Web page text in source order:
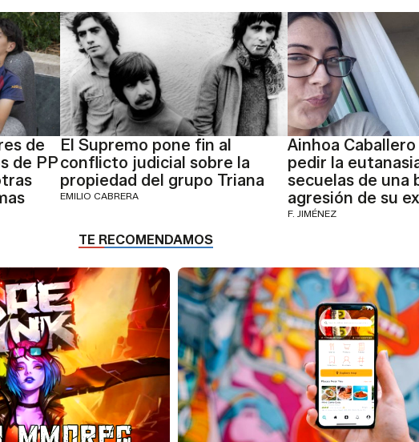
de
de PP
El Supremo pone fin al
conflicto judicial sobre la
propiedad del grupo Triana
EMILIO CABRERA
Ainhoa
pedir la
secuelas de una
agresión de su
F. JIMÉNEZ